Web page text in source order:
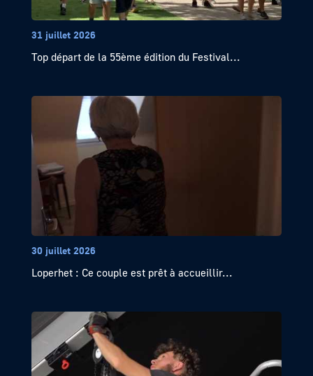
31 juillet 2026
Top départ de la 55ème édition du Festival...
30 juillet 2026
Loperhet : Ce couple est prêt à accueillir...